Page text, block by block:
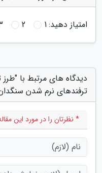
امتیاز دهید:1
2
دیدگاه های مرتبط با
ترفندهای نرم شدن
* نظرتان را در مورد این